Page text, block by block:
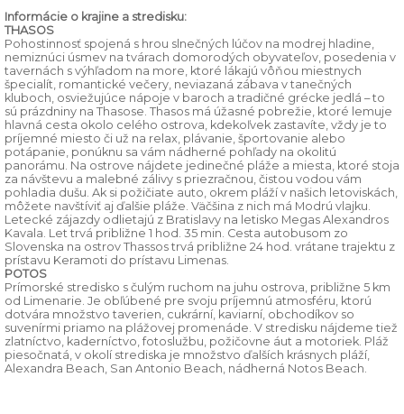
Informácie o krajine a stredisku:
THASOS
Pohostinnosť spojená s hrou slnečných lúčov na modrej hladine,
nemiznúci úsmev na tvárach domorodých obyvateľov, posedenia v
tavernách s výhľadom na more, ktoré lákajú vôňou miestnych
špecialít, romantické večery, neviazaná zábava v tanečných
kluboch, osviežujúce nápoje v baroch a tradičné grécke jedlá – to
sú prázdniny na Thasose. Thasos má úžasné pobrežie, ktoré lemuje
hlavná cesta okolo celého ostrova, kdekoľvek zastavíte, vždy je to
príjemné miesto či už na relax, plávanie, športovanie alebo
potápanie, ponúknu sa vám nádherné pohľady na okolitú
panorámu. Na ostrove nájdete jedinečné pláže a miesta, ktoré stoja
za návštevu a malebné zálivy s priezračnou, čistou vodou vám
pohladia dušu. Ak si požičiate auto, okrem pláží v našich letoviskách,
môžete navštíviť aj ďalšie pláže. Väčšina z nich má Modrú vlajku.
Letecké zájazdy odlietajú z Bratislavy na letisko Megas Alexandros
Kavala. Let trvá približne 1 hod. 35 min. Cesta autobusom zo
Slovenska na ostrov Thassos trvá približne 24 hod. vrátane trajektu z
prístavu Keramoti do prístavu Limenas.
POTOS
Prímorské stredisko s čulým ruchom na juhu ostrova, približne 5 km
od Limenarie. Je obľúbené pre svoju príjemnú atmosféru, ktorú
dotvára množstvo taverien, cukrární, kaviarní, obchodíkov so
suvenírmi priamo na plážovej promenáde. V stredisku nájdeme tiež
zlatníctvo, kaderníctvo, fotoslužbu, požičovne áut a motoriek. Pláž
piesočnatá, v okolí strediska je množstvo ďalších krásnych pláží,
Alexandra Beach, San Antonio Beach, nádherná Notos Beach.